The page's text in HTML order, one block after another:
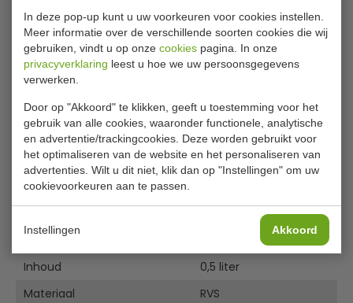
In deze pop-up kunt u uw voorkeuren voor cookies instellen.
Meer informatie over de verschillende soorten cookies die wij
gebruiken, vindt u op onze cookies pagina. In onze
privacyverklaring leest u hoe we uw persoonsgegevens
verwerken.
Door op "Akkoord" te klikken, geeft u toestemming voor het
gebruik van alle cookies, waaronder functionele, analytische
en advertentie/trackingcookies. Deze worden gebruikt voor
het optimaliseren van de website en het personaliseren van
advertenties. Wilt u dit niet, klik dan op "Instellingen" om uw
cookievoorkeuren aan te passen.
Instellingen Akkoord
✔ Gratis verzending* ✔ 24 uur levering ✔ Laagste
prijsgarantie
Olympia mini fritesemmer met
handvat 10,5 cm
Een RVS emmer met handvat, ideaal om het vullen met
frites voor een gastrobar-look.
Specificaties
Afmeting Ø
Inhoud
0,5 liter
Materiaal
RVS